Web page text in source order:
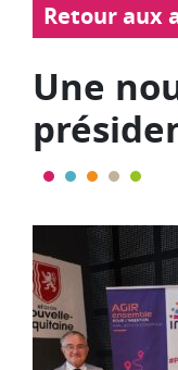
Retour aux
Une